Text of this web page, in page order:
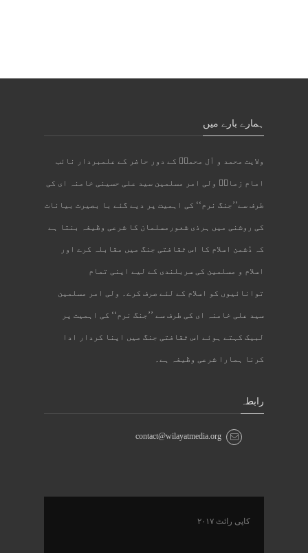
ہمارے بارے میں
ولایت محمد و آل محمدؐ کے دور حاضر کے علمبردار نائب
امام زمانؑ ولی امر مسلمین سید علی حسینی خامنہ ای کی
طرف سے’’جنگ نرم‘‘ کی اہمیت پر دیے گئے با بصیرت بیانات
کی روشنی میں ہرذی شعورمسلمان کا شرعی وظیفہ بنتا ہے
کہ دُشمن اسلام کا اس ثقافتی جنگ میں مقابلہ کرے اور
اسلام و مسلمین کی سربلندی کے لیے اپنی تمام
توانائیوں کو اسلام کے لئے صرف کرے۔ ولی امر مسلمین
سید علی خامنہ ای کی طرف سے ’’جنگ نرم‘‘ کی اہمیت پر
لبیک کہتے ہوئے اس ثقافتی جنگ میں اپنا کردار ادا
کرنا ہمارا شرعی وظیفہ ہے۔
رابطہ
contact@wilayatmedia.org
کاپی رائٹ ۲۰۱۷